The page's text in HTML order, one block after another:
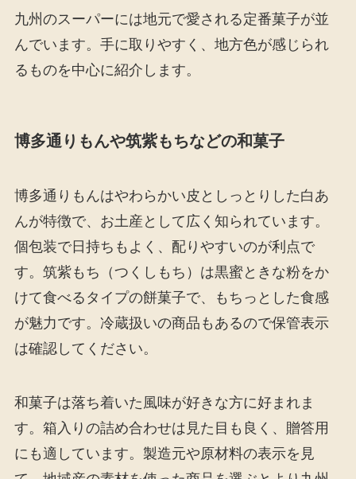
九州のスーパーには地元で愛される定番菓子が並
んでいます。手に取りやすく、地方色が感じられ
るものを中心に紹介します。
博多通りもんや筑紫もちなどの和菓子
博多通りもんはやわらかい皮としっとりした白あ
んが特徴で、お土産として広く知られています。
個包装で日持ちもよく、配りやすいのが利点で
す。筑紫もち（つくしもち）は黒蜜ときな粉をか
けて食べるタイプの餅菓子で、もちっとした食感
が魅力です。冷蔵扱いの商品もあるので保管表示
は確認してください。
和菓子は落ち着いた風味が好きな方に好まれま
す。箱入りの詰め合わせは見た目も良く、贈答用
にも適しています。製造元や原材料の表示を見